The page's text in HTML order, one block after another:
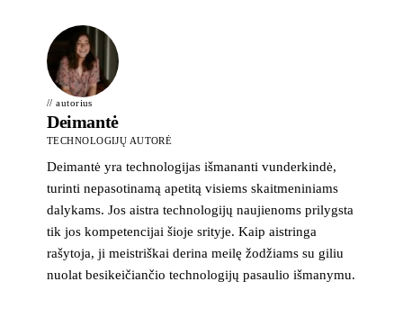
// autorius
Deimantė
TECHNOLOGIJŲ AUTORĖ
Deimantė yra technologijas išmananti vunderkindė,
turinti nepasotinamą apetitą visiems skaitmeniniams
dalykams. Jos aistra technologijų naujienoms prilygsta
tik jos kompetencijai šioje srityje. Kaip aistringa
rašytoja, ji meistriškai derina meilę žodžiams su giliu
nuolat besikeičiančio technologijų pasaulio išmanymu.